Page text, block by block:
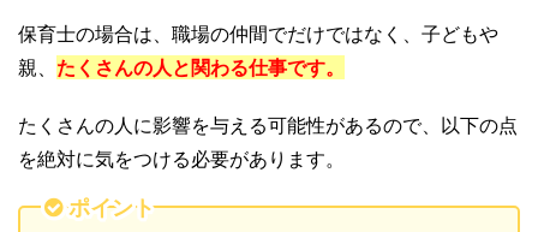
保育士の場合は、職場の仲間でだけではなく、子どもや
親、 たくさんの人と関わる仕事です。
たくさんの人に影響を与える可能性があるので、以下の点
を絶対に気をつける必要があります。
ポイント